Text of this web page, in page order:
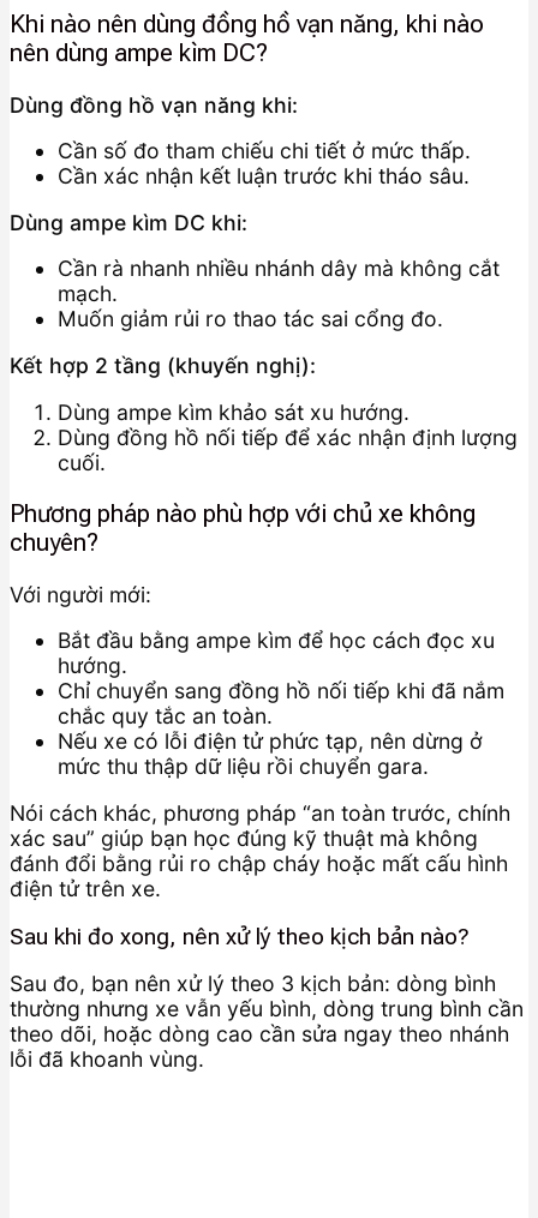
Khi nào nên dùng đồng hồ vạn năng, khi nào
nên dùng ampe kìm DC?
Dùng đồng hồ vạn năng khi:
Cần số đo tham chiếu chi tiết ở mức thấp.
Cần xác nhận kết luận trước khi tháo sâu.
Dùng ampe kìm DC khi:
Cần rà nhanh nhiều nhánh dây mà không cắt
mạch.
Muốn giảm rủi ro thao tác sai cổng đo.
Kết hợp 2 tầng (khuyến nghị):
Dùng ampe kìm khảo sát xu hướng.
Dùng đồng hồ nối tiếp để xác nhận định lượng
cuối.
Phương pháp nào phù hợp với chủ xe không
chuyên?
Với người mới:
Bắt đầu bằng ampe kìm để học cách đọc xu
hướng.
Chỉ chuyển sang đồng hồ nối tiếp khi đã nắm
chắc quy tắc an toàn.
Nếu xe có lỗi điện tử phức tạp, nên dừng ở
mức thu thập dữ liệu rồi chuyển gara.
Nói cách khác, phương pháp “an toàn trước, chính
xác sau” giúp bạn học đúng kỹ thuật mà không
đánh đổi bằng rủi ro chập cháy hoặc mất cấu hình
điện tử trên xe.
Sau khi đo xong, nên xử lý theo kịch bản nào?
Sau đo, bạn nên xử lý theo 3 kịch bản: dòng bình
thường nhưng xe vẫn yếu bình, dòng trung bình cần
theo dõi, hoặc dòng cao cần sửa ngay theo nhánh
lỗi đã khoanh vùng.